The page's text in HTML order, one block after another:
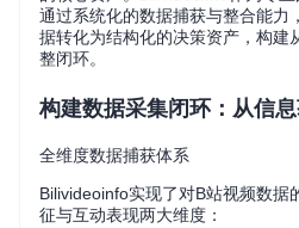
通过系统化的数据捕获与整合能力
据转化为结构化的决策资产，构建
整闭环。
构建数据采集闭环：从信
全维度数据捕获体系
Bilivideoinfo实现了对B站视频数据
征与互动表现两大维度：